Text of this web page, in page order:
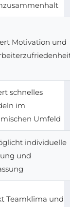
Motivation und
schnelles
im
Umfeld
individuelle
und
Teamklima und